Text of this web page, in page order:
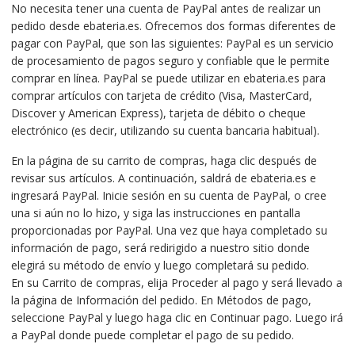
No necesita tener una cuenta de PayPal antes de realizar un
pedido desde ebateria.es. Ofrecemos dos formas diferentes de
pagar con PayPal, que son las siguientes: PayPal es un servicio
de procesamiento de pagos seguro y confiable que le permite
comprar en línea. PayPal se puede utilizar en ebateria.es para
comprar artículos con tarjeta de crédito (Visa, MasterCard,
Discover y American Express), tarjeta de débito o cheque
electrónico (es decir, utilizando su cuenta bancaria habitual).
En la página de su carrito de compras, haga clic después de
revisar sus artículos. A continuación, saldrá de ebateria.es e
ingresará PayPal. Inicie sesión en su cuenta de PayPal, o cree
una si aún no lo hizo, y siga las instrucciones en pantalla
proporcionadas por PayPal. Una vez que haya completado su
información de pago, será redirigido a nuestro sitio donde
elegirá su método de envío y luego completará su pedido.
En su Carrito de compras, elija Proceder al pago y será llevado a
la página de Información del pedido. En Métodos de pago,
seleccione PayPal y luego haga clic en Continuar pago. Luego irá
a PayPal donde puede completar el pago de su pedido.